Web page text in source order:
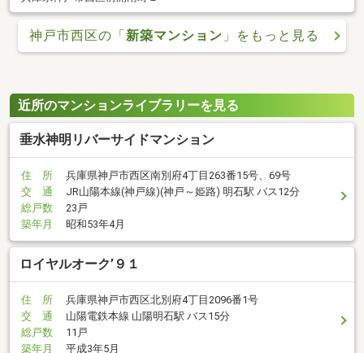
神戸市西区の「新築マンション 」をもっと見る
近所のマンションライブラリーを見る
垂水神明リバーサイドマンション
住 所
兵庫県神戸市西区南別府4丁目263番15号、69号
交 通
JR山陽本線(神戸線)(神戸～姫路) 明石駅 バス12分
総戸数
23戸
築年月
昭和53年4月
ロイヤルオーク’９１
住 所
兵庫県神戸市西区北別府4丁目2096番1号
交 通
山陽電鉄本線 山陽明石駅 バス15分
総戸数
11戸
築年月
平成3年5月